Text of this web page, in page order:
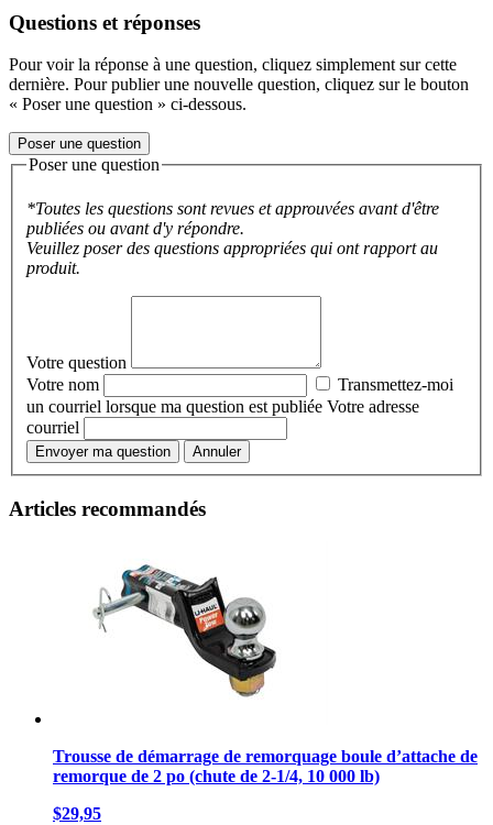
Questions et réponses
Pour voir la réponse à une question, cliquez simplement sur cette
dernière. Pour publier une nouvelle question, cliquez sur le bouton
« Poser une question » ci-dessous.
Poser une question
Poser une question
*Toutes les questions sont revues et approuvées avant d'être
publiées ou avant d'y répondre.
Veuillez poser des questions appropriées qui ont rapport au
produit.
Votre question
Votre nom
Transmettez-moi
un courriel lorsque ma question est publiée Votre adresse
courriel
Envoyer ma question Annuler
Articles recommandés
Trousse de démarrage de remorquage boule d’attache de
remorque de 2 po (chute de 2-1/4, 10 000 lb)
$29,95